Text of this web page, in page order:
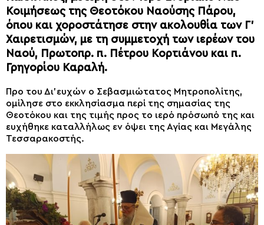
Κοιμήσεως της Θεοτόκου Ναούσης Πάρου,
όπου και χοροστάτησε στην ακολουθία των Γ’
Χαιρετισμών, με τη συμμετοχή των ιερέων του
Ναού, Πρωτοπρ. π. Πέτρου Κορτιάνου και π.
Γρηγορίου Καραλή.
Προ του Δι’ευχών ο Σεβασμιώτατος Μητροπολίτης,
ομίλησε στο εκκλησίασμα περί της σημασίας της
Θεοτόκου και της τιμής προς το ιερό πρόσωπό της και
ευχήθηκε καταλλήλως εν όψει της Αγίας και Μεγάλης
Τεσσαρακοστής.